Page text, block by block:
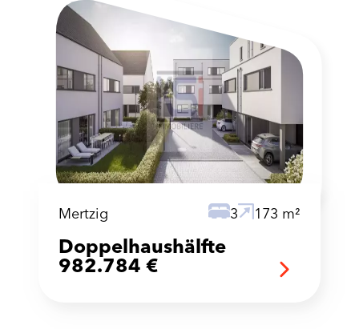
Mertzig 3 173 m²
Doppelhaushälfte
982.784 €